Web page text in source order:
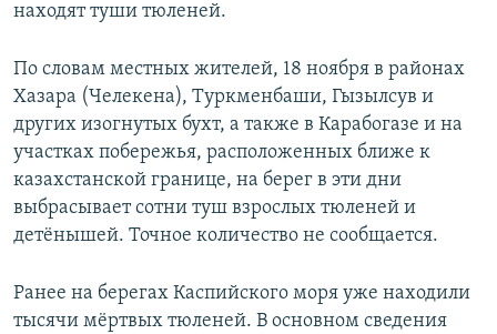
находят туши тюленей.
По словам местных жителей, 18 ноября в районах
Хазара (Челекена), Туркменбаши, Гызылсув и
других изогнутых бухт, а также в Карабогазе и на
участках побережья, расположенных ближе к
казахстанской границе, на берег в эти дни
выбрасывает сотни туш взрослых тюленей и
детёнышей. Точное количество не сообщается.
Ранее на берегах Каспийского моря уже находили
тысячи мёртвых тюленей. В основном сведения